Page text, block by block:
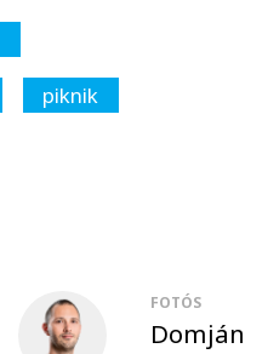
piknik
FOTÓS
Domján